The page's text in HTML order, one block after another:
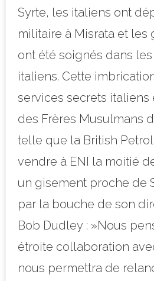
Syrte, les italiens ont
militaire à Misrata et les
ont été soignés dans
italiens. Cette
services secrets italiens
des Frères Musulmans
telle que la British
vendre à ENI la moitié
un gisement proche de
par la bouche de son
Bob Dudley : »Nous
étroite collaboration
nous permettra de